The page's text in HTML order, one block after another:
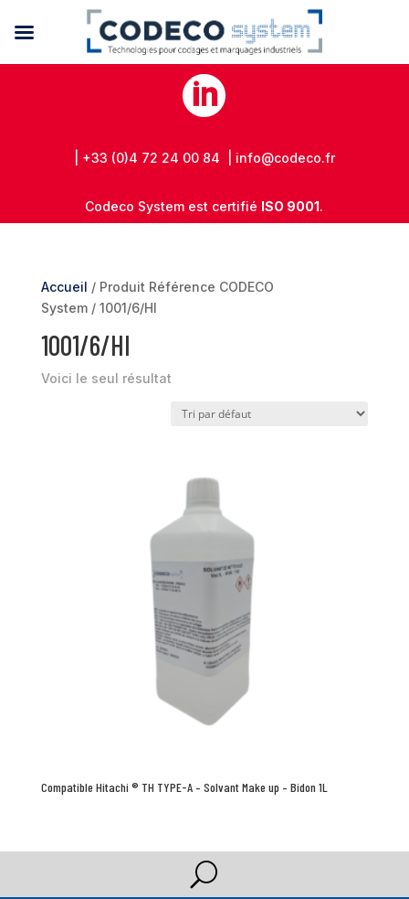

| +33 (0)4 72 24 00 84 | info@codeco.fr
Codeco System est certifié ISO 9001.
Accueil / Produit Référence CODECO
System / 1001/6/HI
1001/6/HI
Voici le seul résultat
Compatible Hitachi ® TH TYPE-A – Solvant Make up – Bidon 1L
U